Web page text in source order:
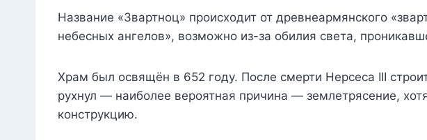
Название «Звартноц» происходит от древнеармянского
небесных ангелов», возможно из-за обилия света,
Храм был освящён в 652 году. После смерти Нерсеса III
рухнул — наиболее вероятная причина — землетрясение,
конструкцию.